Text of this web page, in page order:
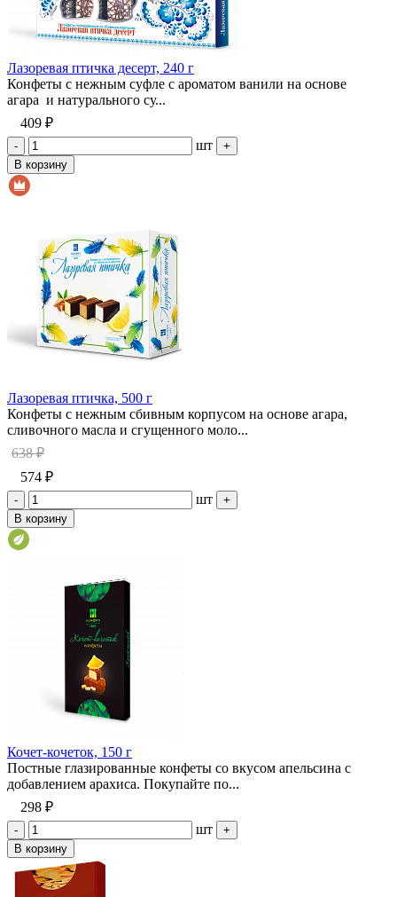
Лазоревая птичка десерт, 240 г
Конфеты с нежным суфле с ароматом ванили на основе
агара и натурального су...
409 ₽
- шт
+
В корзину
Лазоревая птичка, 500 г
Конфеты с нежным сбивным корпусом на основе агара,
сливочного масла и сгущенного моло...
638 ₽
574 ₽
- шт
+
В корзину
Кочет-кочеток, 150 г
Постные глазированные конфеты со вкусом апельсина с
добавлением арахиса. Покупайте по...
298 ₽
- шт
+
В корзину